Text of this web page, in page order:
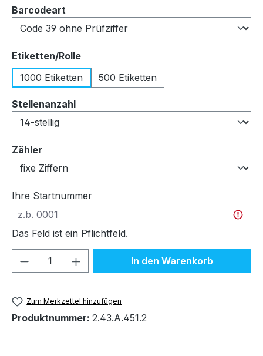
Barcodeart
Etiketten/Rolleauswählen
1000 Etiketten
500 Etiketten
Stellenanzahlauswählen
Zähler
Ihre Startnummer
Das Feld ist ein Pflichtfeld.
Produkt Anzahl: Gib denIn den Warenkorb
Zum Merkzettel hinzufügen
Produktnummer: 2.43.A.451.2